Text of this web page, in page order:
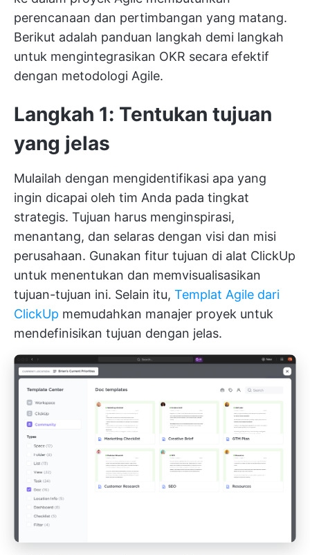
perencanaan dan pertimbangan yang matang.
Berikut adalah panduan langkah demi langkah
untuk mengintegrasikan OKR secara efektif
dengan metodologi Agile.
Langkah 1: Tentukan tujuan
yang jelas
Mulailah dengan mengidentifikasi apa yang
ingin dicapai oleh tim Anda pada tingkat
strategis. Tujuan harus menginspirasi,
menantang, dan selaras dengan visi dan misi
perusahaan. Gunakan fitur tujuan di alat ClickUp
untuk menentukan dan memvisualisasikan
tujuan-tujuan ini. Selain itu, Templat Agile dari
ClickUp memudahkan manajer proyek untuk
mendefinisikan tujuan dengan jelas.